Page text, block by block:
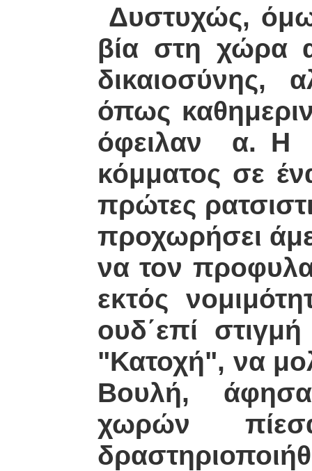
Δυστυχώς,
βία στη χώρα
δικαιοσύνης,
όπως
όφειλαν α. Η
κόμματος σε
πρώτες
προχωρήσει
να τον
εκτός
ουδ΄επί
"Κατοχή", να
Βουλή, άφησαν
χωρών